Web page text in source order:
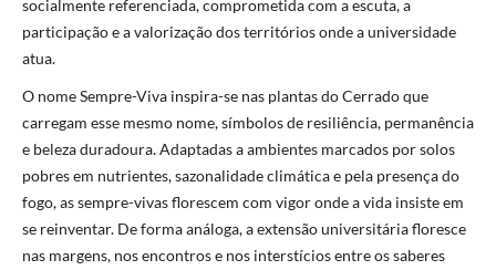
socialmente referenciada, comprometida com a escuta, a
participação e a valorização dos territórios onde a universidade
atua.
O nome Sempre-Viva inspira-se nas plantas do Cerrado que
carregam esse mesmo nome, símbolos de resiliência, permanência
e beleza duradoura. Adaptadas a ambientes marcados por solos
pobres em nutrientes, sazonalidade climática e pela presença do
fogo, as sempre-vivas florescem com vigor onde a vida insiste em
se reinventar. De forma análoga, a extensão universitária floresce
nas margens, nos encontros e nos interstícios entre os saberes